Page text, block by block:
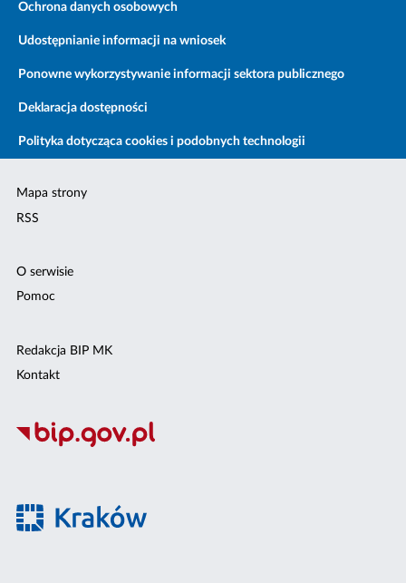
Ochrona danych osobowych
Udostępnianie informacji na wniosek
Ponowne wykorzystywanie informacji sektora publicznego
Deklaracja dostępności
Polityka dotycząca cookies i podobnych technologii
Mapa strony
RSS
O serwisie
Pomoc
Redakcja BIP MK
Kontakt